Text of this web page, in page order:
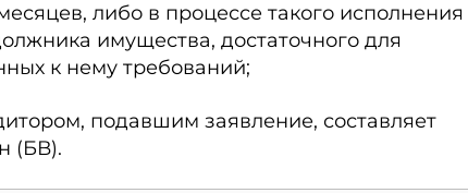
либо в процессе такого исполнения
имущества, достаточного для
к нему требований;
подавшим заявление, составляет
(БВ).